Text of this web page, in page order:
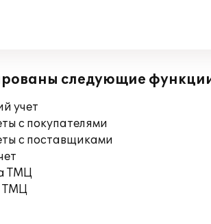
следующие
учет
с покупателями
с поставщиками
ТМЦ
ТМЦ